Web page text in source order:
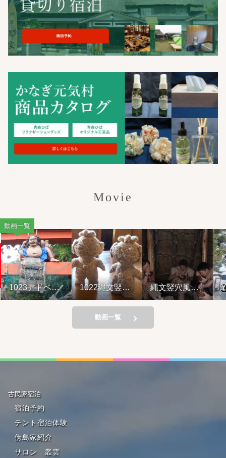
Movie
動画一覧
1023アドベン
チャーライド&
1022縄文竪穴
風住居設営と
縄文竪穴風住
居設営と縄文
動画一覧
古民家宿泊
宿泊予約
テント宿泊体験
傍島家紹介
サロン 叢雲